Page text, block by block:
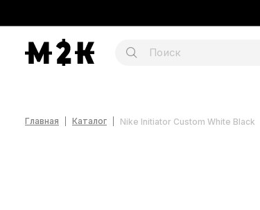
Главная Каталог Nike Initiator Custom White Black